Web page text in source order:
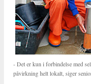
- Det er kun i forbindelse med
påvirkning helt lokalt, siger